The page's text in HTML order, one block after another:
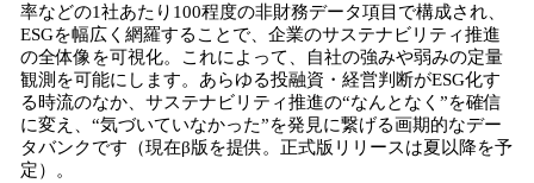
率などの1社あたり100程度の非財務データ項目で構成され、
ESGを幅広く網羅することで、企業のサステナビリティ推進
の全体像を可視化。これによって、自社の強みや弱みの定量
観測を可能にします。あらゆる投融資・経営判断がESG化す
る時流のなか、サステナビリティ推進の“なんとなく”を確信
に変え、“気づいていなかった”を発見に繋げる画期的なデー
タバンクです（現在β版を提供。正式版リリースは夏以降を予
定）。